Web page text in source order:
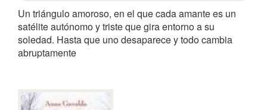
Un triángulo amoroso, en el que cada amante es un
satélite autónomo y triste que gira entorno a su
soledad. Hasta que uno desaparece y todo cambia
abruptamente